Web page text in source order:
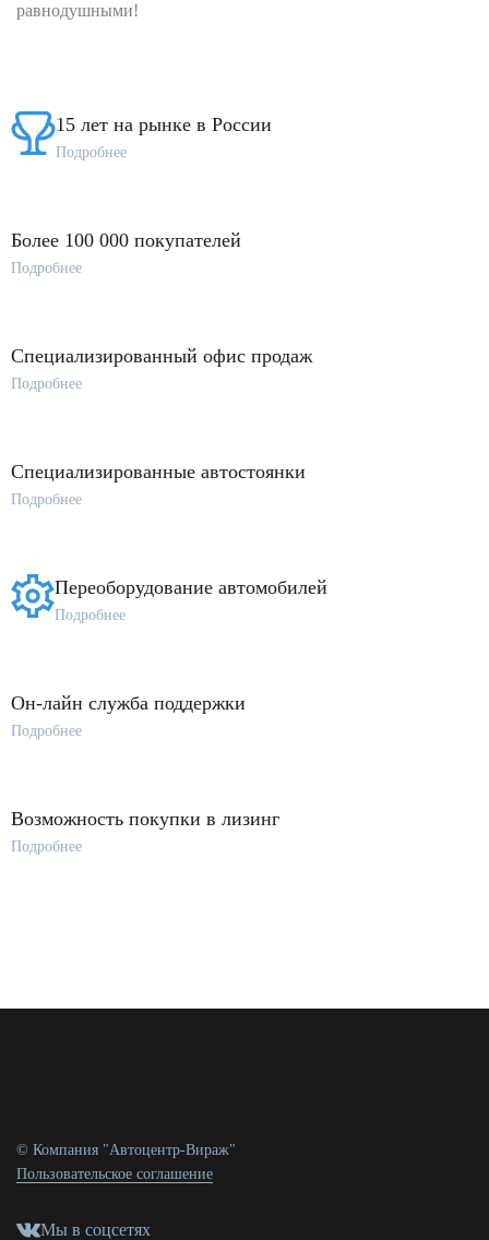
равнодушными!
15 лет на рынке в России
Подробнее
Более 100 000 покупателей
Подробнее
Специализированный офис продаж
Подробнее
Специализированные автостоянки
Подробнее
Переоборудование автомобилей
Подробнее
Он-лайн служба поддержки
Подробнее
Возможность покупки в лизинг
Подробнее
© Компания "Автоцентр-Вираж"
Пользовательское соглашение
Мы в соцсетях